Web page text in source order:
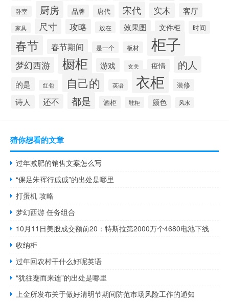
卧室 厨房 品牌 唐代 宋代 实木 客厅
家具 尺寸 攻略 放在 效果图 文件柜 时间
春节 春节期间 是一个 板材 柜子
梦幻西游 橱柜 游戏 玄关 疫情 的人
的是 红包 自己的 英语 衣柜 装修
诗人 还不 都是 酒柜 鞋柜 颜色 风水
猜你想看的文章
过年减肥的销售文案怎么写
“倮足朱裈行戚戚”的出处是哪里
打蛋机 攻略
梦幻西游 任务组合
10月11日美股成交额前20：特斯拉第2000万个4680电池下线
收纳柜
过年回农村干什么好呢英语
“犹往蹇而来连”的出处是哪里
上金所发布关于做好清明节期间防范市场风险工作的通知